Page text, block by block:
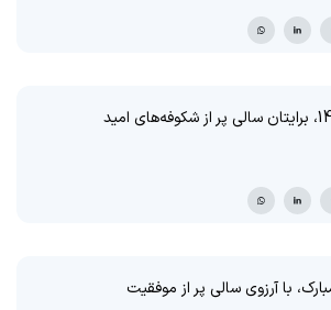
با آرزوی سالی پر از موفقیت